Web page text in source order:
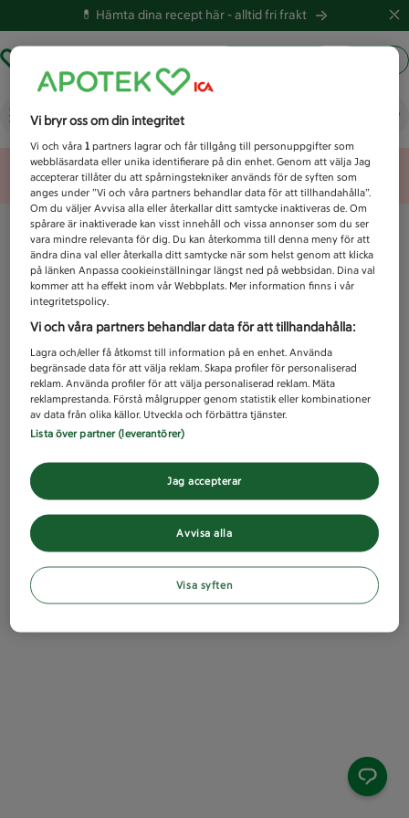
💊 Hämta dina recept här -alltid fri frakt
Vad letar du efter idag?
Unknown error
Vi bryr oss om din integritet
Vi och våra1 partners lagrar och får tillgång till personuppgifter som
webbläsardata eller unika identifierare på din enhet. Genom att välja Jag
accepterar tillåter du att spårningstekniker används för de syften som
anges under ”Vi och våra partners behandlar data för att tillhandahålla”.
Om du väljer Avvisa alla eller återkallar ditt samtycke inaktiveras de. Om
spårare är inaktiverade kan visst innehåll och vissa annonser som du ser
vara mindre relevanta för dig. Du kan återkomma till denna meny för att
ändra dina val eller återkalla ditt samtycke när som helst genom att klicka
på länken Anpassa cookieinställningar längst ned på webbsidan. Dina val
kommer att ha effekt inom vår Webbplats. Mer information finns i vår
integritetspolicy.
Vi och våra partners behandlar data för att tillhandahålla:
Lagra och/eller få åtkomst till information på en enhet. Använda
begränsade data för att välja reklam. Skapa profiler för personaliserad
reklam. Använda profiler för att välja personaliserad reklam. Mäta
reklamprestanda. Förstå målgrupper genom statistik eller kombinationer
av data från olika källor. Utveckla och förbättra tjänster.
Lista över partner (leverantörer)
Avvisa alla
Jag accepterar
Visa syften